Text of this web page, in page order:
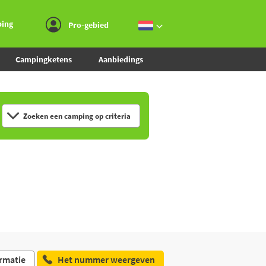
Pro-gebied
Campingketens Aanbiedings
Zoeken een camping op criteria
Het nummer weergeven